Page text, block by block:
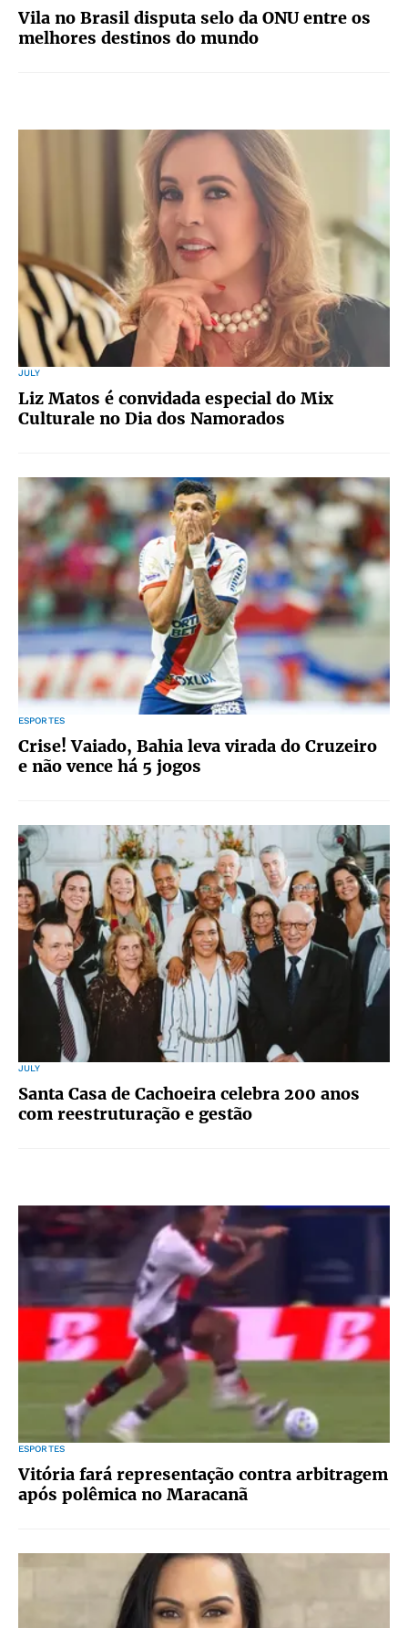
Vila no Brasil disputa selo da ONU entre os
melhores destinos do mundo
JULY
Liz Matos é convidada especial do Mix
Culturale no Dia dos Namorados
ESPORTES
Crise! Vaiado, Bahia leva virada do Cruzeiro
e não vence há 5 jogos
JULY
Santa Casa de Cachoeira celebra 200 anos
com reestruturação e gestão
ESPORTES
Vitória fará representação contra arbitragem
após polêmica no Maracanã